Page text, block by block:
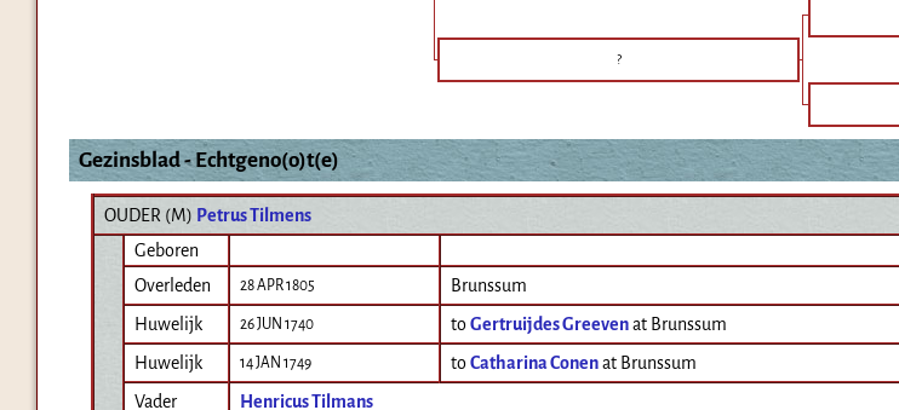
?
Gezinsblad - Echtgeno(o)t(e)
OUDER (M) Petrus Tilmens
Geboren
Overleden
28 APR 1805
Brunssum
Huwelijk
26 JUN 1740 toGertruijdes Greevenat Brunssum
Huwelijk
14 JAN 1749 toCatharina Conenat Brunssum
Vader
Henricus Tilmans